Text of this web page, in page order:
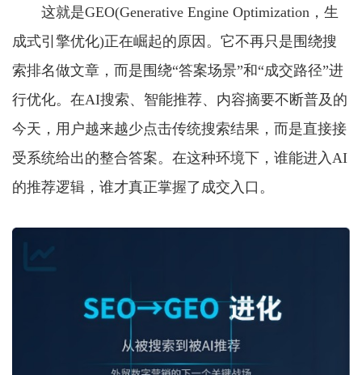
这就是GEO(Generative Engine Optimization，生
成式引擎优化)正在崛起的原因。它不再只是围绕搜
索排名做文章，而是围绕“答案场景”和“成交路径”进
行优化。在AI搜索、智能推荐、内容摘要不断普及的
今天，用户越来越少点击传统搜索结果，而是直接接
受系统给出的整合答案。在这种环境下，谁能进入AI
的推荐逻辑，谁才真正掌握了成交入口。